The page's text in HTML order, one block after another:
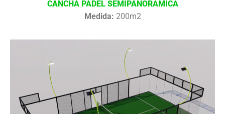
CANCHA PÁDEL SEMIPANORÁMICA
Medida: 200m2